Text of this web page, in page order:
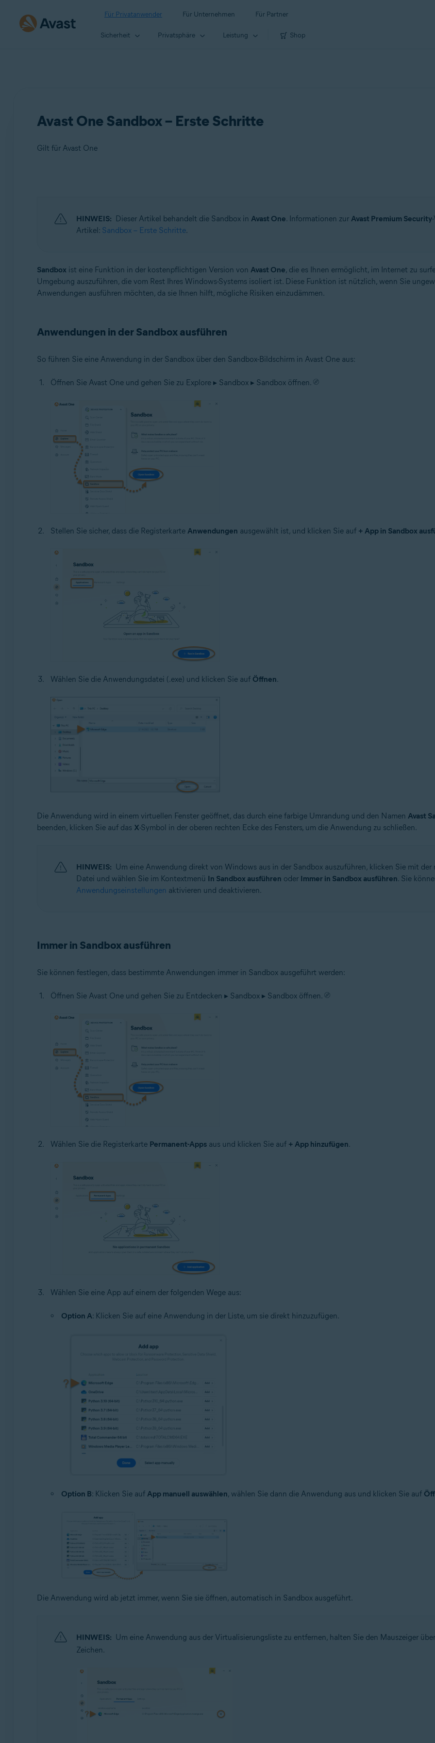
Für Privatanwender Für Unternehmen Für Partner
Sicherheit Privatsphäre Leistung Shop
Avast One Sandbox – Erste Schritte
Gilt für Avast One
Betriebssysteme:
HINWEIS: Dieser Artikel behandelt die Sandbox in Avast One. Informationen zur Avast Premium Security
Artikel: Sandbox – Erste Schritte.
Sandboxist eine Funktion in der kostenpflichtigen Version von Avast One, die es Ihnen ermöglicht, im Internet zu
Umgebung auszuführen, die vom Rest Ihres Windows-Systems isoliert ist. Diese Funktion ist nützlich, wenn Sie
Anwendungen ausführen möchten, da sie Ihnen hilft, mögliche Risiken einzudämmen.
Anwendungen in der Sandbox ausführen
So führen Sie eine Anwendung in der Sandbox über den Sandbox-Bildschirm in Avast One aus:
Öffnen Sie Avast One und gehen Sie zu Explore ▸ Sandbox ▸ Sandbox öffnen.
Stellen Sie sicher, dass die Registerkarte Anwendungen ausgewählt ist, und klicken Sie auf + App in Sandbox
Wählen Sie die Anwendungsdatei (.exe) und klicken Sie auf Öffnen.
Die Anwendung wird in einem virtuellen Fenster geöffnet, das durch eine farbige Umrandung und den Namen Avast
beenden, klicken Sie auf das X-Symbol in der oberen rechten Ecke des Fensters, um die Anwendung zu schließen.
HINWEIS: Um eine Anwendung direkt von Windows aus in der Sandbox auszuführen, klicken Sie mit
Datei und wählen Sie im Kontextmenü In Sandbox ausführen oder Immer in Sandbox ausführen. Sie
Anwendungseinstellungen aktivieren und deaktivieren.
Immer in Sandbox ausführen
Sie können festlegen, dass bestimmte Anwendungen immer in Sandbox ausgeführt werden:
Öffnen Sie Avast One und gehen Sie zu Entdecken ▸ Sandbox ▸ Sandbox öffnen.
Wählen Sie die Registerkarte Permanent-Appsaus und klicken Sie auf + App hinzufügen.
Wählen Sie eine App auf einem der folgenden Wege aus:
Option A: Klicken Sie auf eine Anwendung in der Liste, um sie direkt hinzuzufügen.
Option B: Klicken Sie auf App manuell auswählen, wählen Sie dann die Anwendung aus und klicken Sie auf
Die Anwendung wird ab jetzt immer, wenn Sie sie öffnen, automatisch in Sandbox ausgeführt.
HINWEIS: Um eine Anwendung aus der Virtualisierungsliste zu entfernen, halten Sie den Mauszeiger
Zeichen.